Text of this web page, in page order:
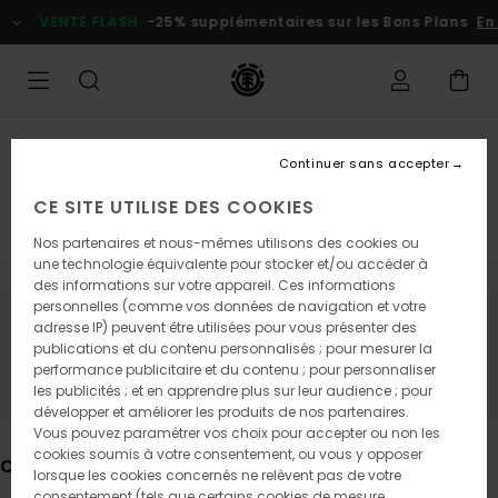
la
des
FLASH -25% supplémentaires sur les Bons Plans En
Manches Courtes Manches Longues Débardeurs
Ne partez pas trop loin, nos produits
seront bientôt de retour
Ces produits pourraient vous plaire
CE SITE UTILISE DES COOKIES
Nos partenaires et nous-mêmes utilisons des cookies ou
une technologie équivalente pour stocker et/ou accéder à
des informations sur votre appareil. Ces informations
personnelles (comme vos données de navigation et votre
adresse IP) peuvent être utilisées pour vous présenter des
publications et du contenu personnalisés ; pour mesurer la
performance publicitaire et du contenu ; pour personnaliser
les publicités ; et en apprendre plus sur leur audience ; pour
développer et améliorer les produits de nos partenaires.
Vous pouvez paramétrer vos choix pour accepter ou non les
cookies soumis à votre consentement, ou vous y opposer
lorsque les cookies concernés ne relèvent pas de votre
Continuer sans accepter